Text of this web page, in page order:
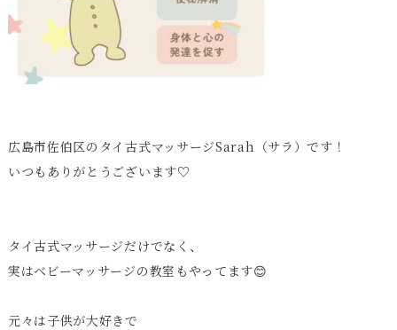
広島市佐伯区のタイ古式マッサージSarah（サラ）です！
いつもありがとうございます♡
タイ古式マッサージだけでなく、
実はベビーマッサージの教室もやってます😊
元々は子供が大好きで